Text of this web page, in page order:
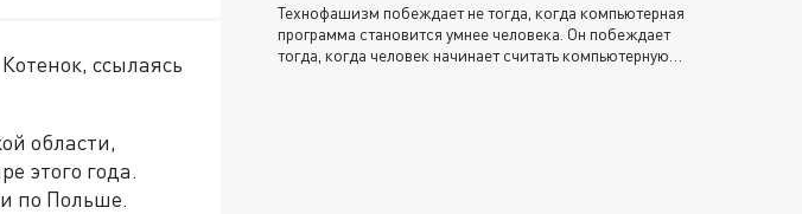
ссылаясь
области,
этого года.
по Польше.
Технофашизм побеждает не тогда, когда компьютерная
программа становится умнее человека. Он побеждает
тогда, когда человек начинает считать компьютерную